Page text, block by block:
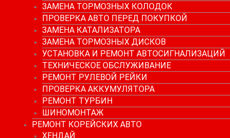
ЗАМЕНА ТОРМОЗНЫХ КОЛОДОК
ПРОВЕРКА АВТО ПЕРЕД ПОКУПКОЙ
ЗАМЕНА КАТАЛИЗАТОРА
ЗАМЕНА ТОРМОЗНЫХ ДИСКОВ
УСТАНОВКА И РЕМОНТ АВТОСИГНАЛИЗАЦИЙ
ТЕХНИЧЕСКОЕ ОБСЛУЖИВАНИЕ
РЕМОНТ РУЛЕВОЙ РЕЙКИ
ПРОВЕРКА АККУМУЛЯТОРА
РЕМОНТ ТУРБИН
ШИНОМОНТАЖ
РЕМОНТ КОРЕЙСКИХ АВТО
ХЕНДАЙ